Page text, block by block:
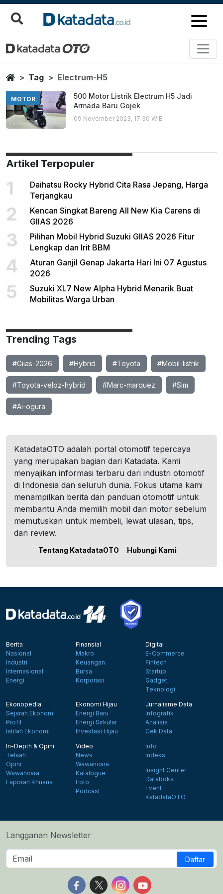
Electrum H5
Berita Terbaru
HomeTag Electrum-H5
MOTOR
500 Motor Listrik Electrum H5 Jadi
Armada Baru Gojek
09 November 2023, 17:30 WIB
Artikel Terpopuler
1
Daihatsu Rocky Hybrid Cita Rasa Jepang, Harga
Terjangkau
2
Kencan Singkat Bareng All New Kia Carens di
GIIAS 2026
3
Pilihan Mobil Hybrid Suzuki GIIAS 2026 Fitur
Lengkap dan Irit BBM
4
Aturan Ganjil Genap Jakarta Hari Ini 07 Agustus
2026
5
Suzuki XL7 New Alpha Hybrid Menarik Buat
Mobilitas Warga Urban
Trending Tags
#Giias-2026 #Hybrid #Toyota #Mobil-listrik
#Toyota-veloz-hybrid #Marc-marquez #Sim
#Ai-ogura
KatadataOTO adalah portal otomotif tepercaya
yang merupakan bagian dari Katadata. Kami
menyajikan informasi terbaru dari industri otomotif
di Indonesia dan seluruh dunia. Fokus utama kami
menampilkan berita dan panduan otomotif untuk
membantu Anda memilih mobil dan motor sebelum
memutuskan untuk membeli, lewat ulasan, tips,
dan review.
Tentang KatadataOTO Hubungi Kami
Berita
Nasional
Industri
Internasional
Energi
Finansial
Makro
Keuangan
Bursa
Korporasi
Digital
E-Commerce
Fintech
Startup
Gadget
Teknologi
Ekonopedia
Sejarah Ekonomi
Profil
Istilah Ekonomi
Ekonomi Hijau
Energi Baru
Energi Sirkular
Investasi Hijau
Jurnalisme Data
Infografik
Analisis
Cek Data
In-Depth & Opini
Telaah
Opini
Wawancara
Laporan Khusus
Video
News
Wawancara
Katalogue
Foto
Podcast
Info
Indeks
Insight Center
Databoks
Event
KatadataOTO
Langganan Newsletter
Daftar
Follow us on Facebook
Follow us on X
Follow us on Instagram
Follow us on